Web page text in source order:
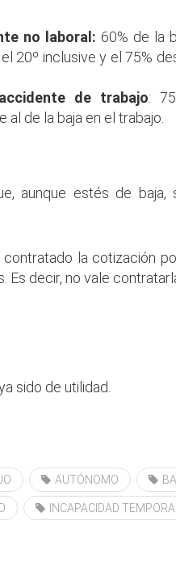
no laboral: 60% de la
20º inclusive y el 75%
de trabajo:
al de la baja en el trabajo.
aunque estés de baja,
la cotización
Es decir, no vale
sido de utilidad.
AUTÓNOMO
INCAPACIDAD TEMPORAL